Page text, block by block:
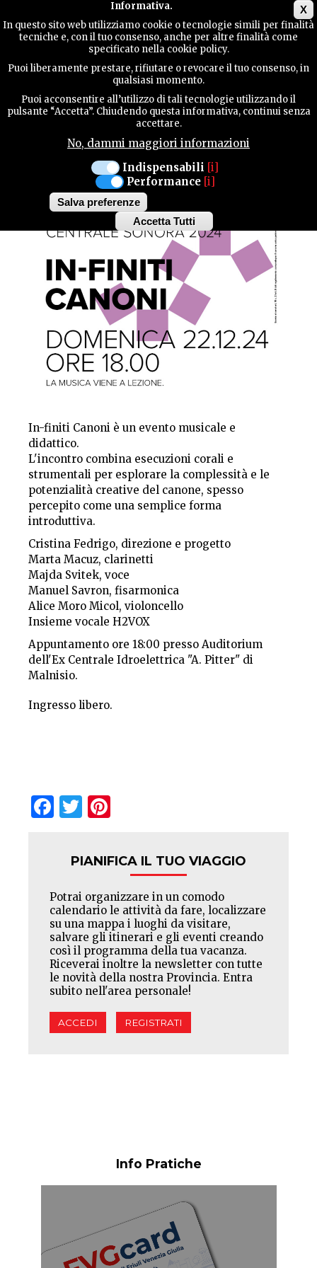
X
Informativa.
In questo sito web utilizziamo cookie o tecnologie simili per finalità
tecniche e, con il tuo consenso, anche per altre finalità come
specificato nella cookie policy.
Puoi liberamente prestare, rifiutare o revocare il tuo consenso, in
qualsiasi momento.
Puoi acconsentire all’utilizzo di tali tecnologie utilizzando il
pulsante “Accetta”. Chiudendo questa informativa, continui senza
accettare.
No, dammi maggiori informazioni
Indispensabili [i]
Performance [i]
Salva preferenze
Accetta Tutti
Withdraw
consent
CONTATTI
MANIFESTAZIONI
MONTEREALE VALCELLINA
DOMENICA 22 DICEMBRE ORE 18:00
IN-FINITI CANONI
In-finiti Canoni è un evento musicale e
didattico.
L'incontro combina esecuzioni corali e
strumentali per esplorare la complessità e le
potenzialità creative del canone, spesso
percepito come una semplice forma
introduttiva.
Cristina Fedrigo, direzione e progetto
Marta Macuz, clarinetti
Majda Svitek, voce
Manuel Savron, fisarmonica
Alice Moro Micol, violoncello
Insieme vocale H2VOX
Appuntamento ore 18:00 presso Auditorium
dell'Ex Centrale Idroelettrica "A. Pitter" di
Malnisio.
Ingresso libero.
Facebook
Twitter
PIANIFICA IL TUO VIAGGIO
Potrai organizzare in un comodo
calendario le attività da fare, localizzare
su una mappa i luoghi da visitare,
salvare gli itinerari e gli eventi creando
così il programma della tua vacanza.
Riceverai inoltre la newsletter con tutte
le novità della nostra Provincia. Entra
subito nell'area personale!
ACCEDI REGISTRATI
Info Pratiche